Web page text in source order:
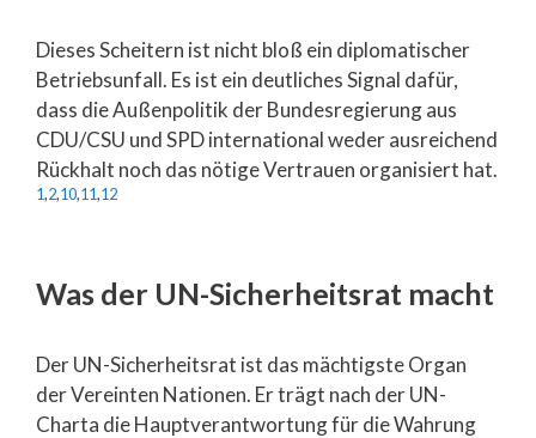
Dieses Scheitern ist nicht bloß ein diplomatischer
Betriebsunfall. Es ist ein deutliches Signal dafür,
dass die Außenpolitik der Bundesregierung aus
CDU/CSU und SPD international weder ausreichend
Rückhalt noch das nötige Vertrauen organisiert hat.
1,2,10,11,12
Was der UN-Sicherheitsrat macht
Der UN-Sicherheitsrat ist das mächtigste Organ
der Vereinten Nationen. Er trägt nach der UN-
Charta die Hauptverantwortung für die Wahrung